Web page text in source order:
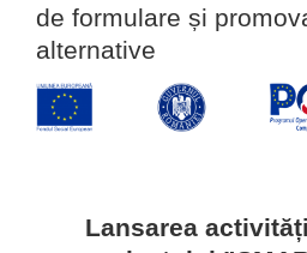
de formulare și
alternative
Lansarea